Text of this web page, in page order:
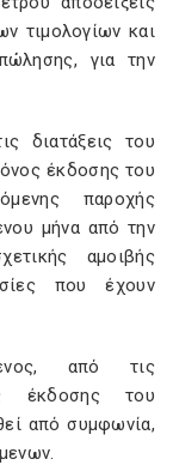
τιμολογίων και
για την
διατάξεις του
έκδοσης του
παροχής
μήνα από την
αμοιβής
που έχουν
από τις
έκδοσης του
από συμφωνία,